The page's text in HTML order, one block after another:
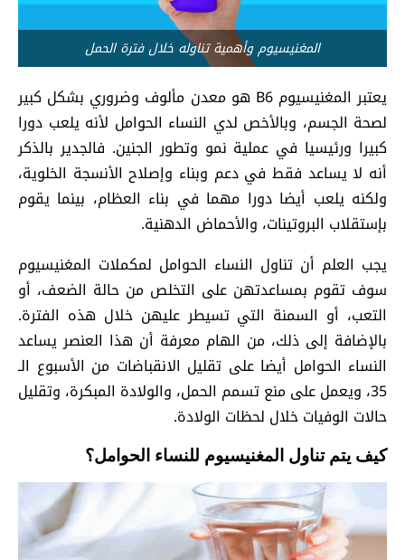
المغنيسيوم وأهمية تناوله خلال فترة الحمل
يعتبر المغنيسيوم B6 هو معدن مألوف وضروري بشكل كبير
لصحة الجسم، وبالأخص لدي النساء الحوامل لأنه يلعب دورا
كبيرا ورئيسيا في عملية نمو وتطور الجنين. فالجدير بالذكر
أنه لا يساعد فقط في دعم وبناء وإصلاح الأنسجة الخلوية،
ولكنه يلعب أيضا دورا مهما في بناء العظام، بينما يقوم
بإستقلاب البروتينات، والأحماض الدهنية.
يجب العلم أن تناول النساء الحوامل لمكملات المغنيسيوم
سوف تقوم بمساعدتهن على التخلص من حالة الضعف، أو
التعب، أو السمنة التي تسيطر عليهن خلال هذه الفترة.
بالإضافة إلى ذلك، من الهام معرفة أن هذا العنصر يساعد
النساء الحوامل أيضا على تقليل الانقباضات من الأسبوع الـ
35، ويعمل على منع تسمم الحمل، والولادة المبكرة، وتقليل
حالات الوفيات خلال لحظات الولادة.
كيف يتم تناول المغنيسيوم للنساء الحوامل؟